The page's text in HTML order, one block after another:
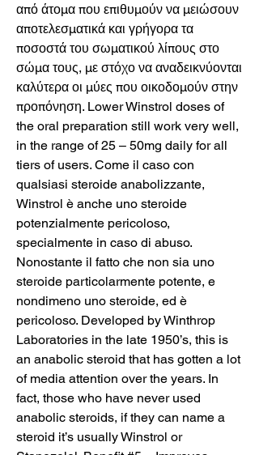
από άτομα που επιθυμούν να μειώσουν
αποτελεσματικά και γρήγορα τα
ποσοστά του σωματικού λίπους στο
σώμα τους, με στόχο να αναδεικνύονται
καλύτερα οι μύες που οικοδομούν στην
προπόνηση. Lower Winstrol doses of
the oral preparation still work very well,
in the range of 25 – 50mg daily for all
tiers of users. Come il caso con
qualsiasi steroide anabolizzante,
Winstrol è anche uno steroide
potenzialmente pericoloso,
specialmente in caso di abuso.
Nonostante il fatto che non sia uno
steroide particolarmente potente, e
nondimeno uno steroide, ed è
pericoloso. Developed by Winthrop
Laboratories in the late 1950’s, this is
an anabolic steroid that has gotten a lot
of media attention over the years. In
fact, those who have never used
anabolic steroids, if they can name a
steroid it’s usually Winstrol or